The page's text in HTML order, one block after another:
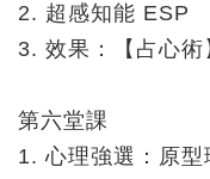
2. 超感知能 ESP
3. 效果：【占心術
第六堂課
1. 心理強選：原型